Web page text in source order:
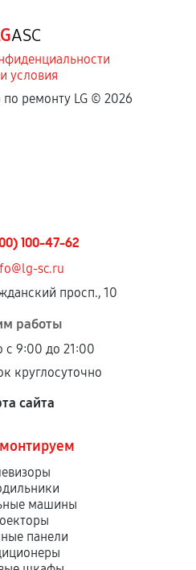
ASC
условия
ремонту LG © 2026
100-47-62
sc.ru
просп., 10
работы
с 9:00 до 21:00
круглосуточно
сайта
машины
панели